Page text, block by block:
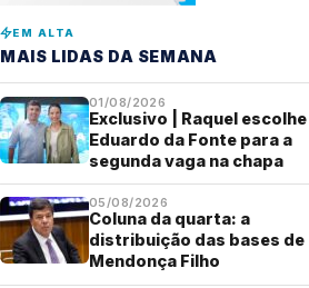
EM ALTA
MAIS LIDAS DA SEMANA
01/08/2026
Exclusivo | Raquel escolhe
Eduardo da Fonte para a
segunda vaga na chapa
05/08/2026
Coluna da quarta: a
distribuição das bases de
Mendonça Filho